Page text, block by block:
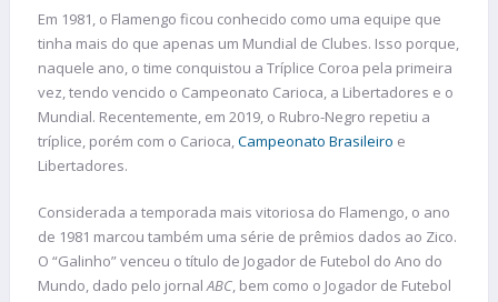
Em 1981, o Flamengo ficou conhecido como uma equipe que
tinha mais do que apenas um Mundial de Clubes. Isso porque,
naquele ano, o time conquistou a Tríplice Coroa pela primeira
vez, tendo vencido o Campeonato Carioca, a Libertadores e o
Mundial. Recentemente, em 2019, o Rubro-Negro repetiu a
tríplice, porém com o Carioca,Campeonato Brasileiro e
Libertadores.
Considerada a temporada mais vitoriosa do Flamengo, o ano
de 1981 marcou também uma série de prêmios dados ao Zico.
O “Galinho” venceu o título de Jogador de Futebol do Ano do
Mundo, dado pelo jornalABC, bem como o Jogador de Futebol